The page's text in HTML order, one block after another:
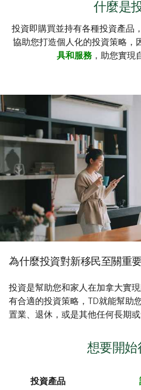
什麼是
投資即購買並持有各種投資產品
協助您打造個人化的投資策略，
具和服務，助您實現
為什麼投資對新移民至關重
投資是幫助您和家人在加拿大實
有合適的投資策略，TD就能幫助
置業、退休，或是其他任何長期或
想要開始
投資產品